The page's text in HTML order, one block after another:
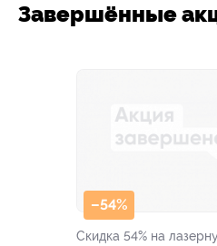
Завершённые
–54%
Скидка 54% на